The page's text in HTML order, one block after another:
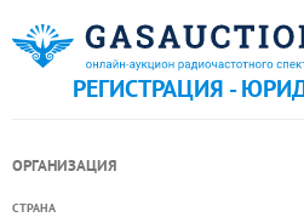
РЕГИСТРАЦИЯ -
ОРГАНИЗАЦИЯ
СТРАНА